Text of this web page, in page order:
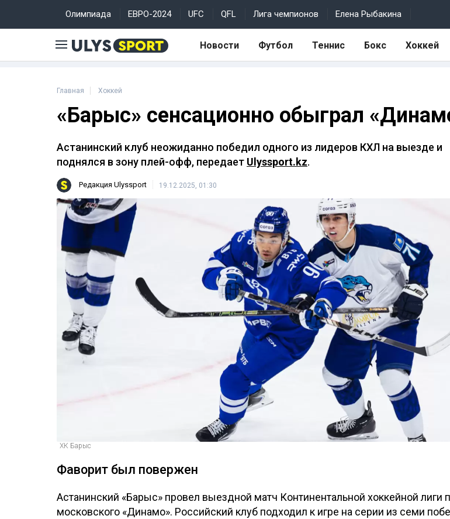
Олимпиада ЕВРО-2024 UFC QFL Лига чемпионов Елена Рыбакина
Новости Футбол Теннис Бокс Хоккей
Главная Хоккей
«Барыс» сенсационно обыграл
Астанинский клуб неожиданно победил одного из лидеров КХЛ на выезде и
поднялся в зону плей-офф, передает Ulyssport.kz.
Редакция Ulyssport 19.12.2025, 01:30
ХК Барыс
Фаворит был повержен
Астанинский «Барыс» провел выездной матч Континентальной хоккейной лиги
московского «Динамо». Российский клуб подходил к игре на серии из семи